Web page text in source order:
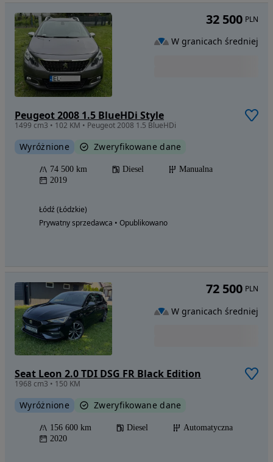
Peugeot 2008 1.5 BlueHDi Style
1499 cm3 • 102 KM • Peugeot 2008 1.5 BlueHDi
Wyróżnione Zweryfikowane dane
74 500 km Diesel
Manualna
2019
Łódź (Łódzkie)
Prywatny sprzedawca • Opublikowano
32 500 PLN
W granicach średniej
Seat Leon 2.0 TDI DSG FR Black Edition
1968 cm3 • 150 KM
Wyróżnione Zweryfikowane dane
156 600 km Diesel
Automatyczna
2020
72 500 PLN
W granicach średniej